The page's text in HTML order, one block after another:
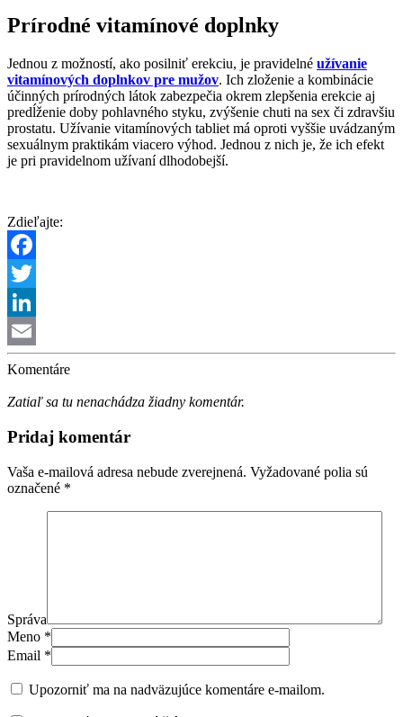
Prírodné vitamínové doplnky
Jednou z možností, ako posilniť erekciu, je pravidelné užívanie
vitamínových doplnkov pre mužov. Ich zloženie a kombinácie
účinných prírodných látok zabezpečia okrem zlepšenia erekcie aj
predĺženie doby pohlavného styku, zvýšenie chuti na sex či zdravšiu
prostatu. Užívanie vitamínových tabliet má oproti vyššie uvádzaným
sexuálnym praktikám viacero výhod. Jednou z nich je, že ich efekt
je pri pravidelnom užívaní dlhodobejší.
Zdieľajte:
Facebook
Twitter
LinkedIn
Email
Komentáre
Zatiaľ sa tu nenachádza žiadny komentár.
Pridaj komentár
Vaša e-mailová adresa nebude zverejnená. Vyžadované polia sú
označené *
Správa
Meno *
Email *
Upozorniť ma na nadväzujúce komentáre e-mailom.